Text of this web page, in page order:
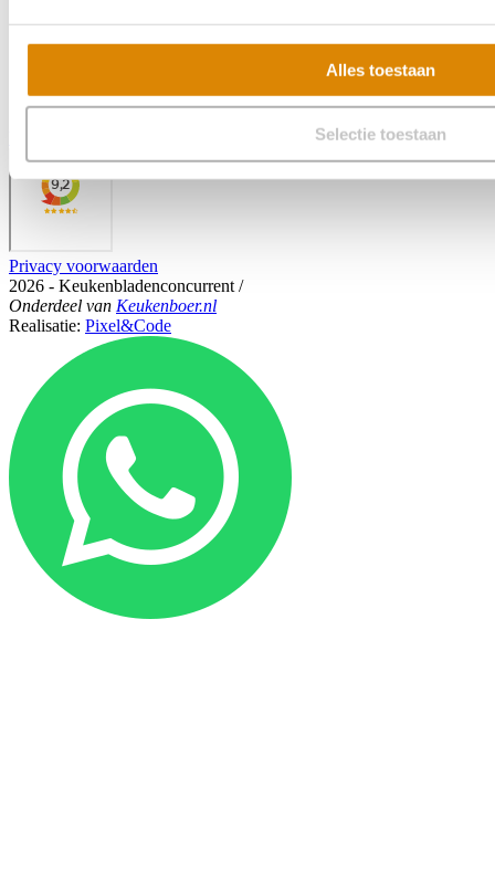
Alles toestaan
Selectie toestaan
Privacy voorwaarden
2026 - Keukenbladenconcurrent /
Onderdeel van Keukenboer.nl
Realisatie: Pixel&Code